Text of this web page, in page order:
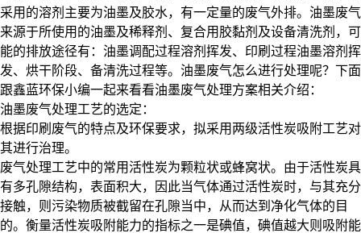
采用的溶剂主要为油墨及胶水，有一定量的废气外排。油墨废气
来源于所使用的油墨及稀释剂、复合用胶黏剂及设备清洗剂，可
能的排放途径有：油墨调配过程溶剂挥发、印刷过程油墨溶剂挥
发、烘干阶段、备清洗过程等。油墨废气怎么进行处理呢？下面
跟鑫蓝环保小编一起来看看油墨废气处理方案相关介绍：
油墨废气处理工艺的选定：
根据印刷废气的特点及环保要求，拟采用两级活性炭吸附工艺对
其进行治理。
废气处理工艺中的常用活性炭为颗粒状或蜂窝状。由于活性炭具
有多孔隙结构，表面积大，因此当气体通过活性炭时，与其充分
接触，则污染物质被截留在孔隙当中，从而达到净化气体的目
的。衡量活性炭吸附能力的指标之一是碘值，碘值越大则吸附能